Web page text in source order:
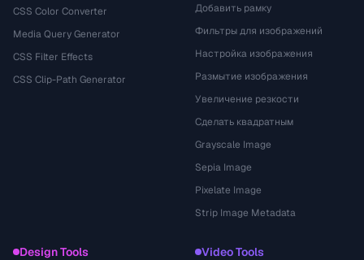
CSS Color Converter
Media Query Generator
CSS Filter Effects
CSS Clip-Path Generator
Добавить рамку
Фильтры для изображений
Настройка изображения
Размытие изображения
Увеличение резкости
Сделать квадратным
Grayscale Image
Sepia Image
Pixelate Image
Strip Image Metadata
Design Tools Video Tools